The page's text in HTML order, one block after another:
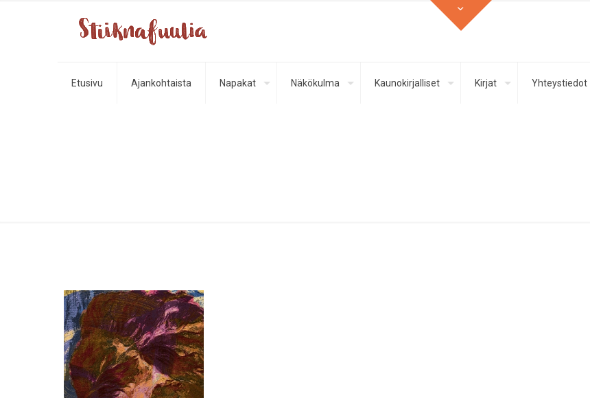
Etusivu Ajankohtaista Napakat Näkökulma Kaunokirjalliset Kirjat Yhteystiedot